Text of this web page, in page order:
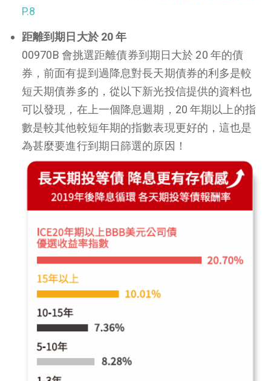
P.8
距離到期日大於 20 年
00970B 會挑選距離債券到期日大於 20 年的債
券，前面有提到過降息對長天期債券的利多是較
短天期債券多的，從以下新光投信提供的資料也
可以發現，在上一個降息週期，20 年期以上的指
數是較其他較短年期的指數表現更好的，這也是
為甚麼要進行到期日篩選的原因！